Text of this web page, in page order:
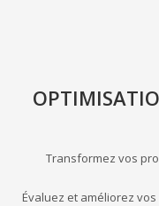
Transformez vos
Évaluez et améliorez